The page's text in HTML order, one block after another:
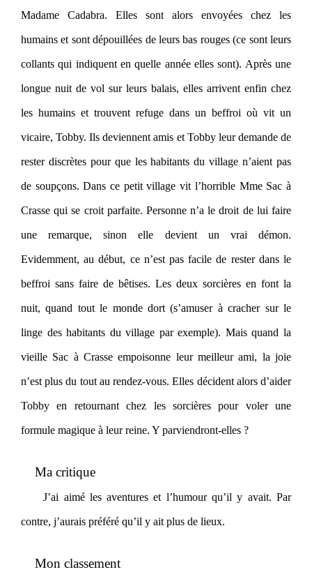
Madame Cadabra. Elles sont alors envoyées chez les
humains et sont dépouillées de leurs bas rouges (ce sont leurs
collants qui indiquent en quelle année elles sont). Après une
longue nuit de vol sur leurs balais, elles arrivent enfin chez
les humains et trouvent refuge dans un beffroi où vit un
vicaire, Tobby. Ils deviennent amis et Tobby leur demande de
rester discrètes pour que les habitants du village n’aient pas
de soupçons. Dans ce petit village vit l’horrible Mme Sac à
Crasse qui se croit parfaite. Personne n’a le droit de lui faire
une remarque, sinon elle devient un vrai démon.
Evidemment, au début, ce n’est pas facile de rester dans le
beffroi sans faire de bêtises. Les deux sorcières en font la
nuit, quand tout le monde dort (s’amuser à cracher sur le
linge des habitants du village par exemple). Mais quand la
vieille Sac à Crasse empoisonne leur meilleur ami, la joie
n’est plus du tout au rendez-vous. Elles décident alors d’aider
Tobby en retournant chez les sorcières pour voler une
formule magique à leur reine. Y parviendront-elles ?
Ma critique
J’ai aimé les aventures et l’humour qu’il y avait. Par
contre, j’aurais préféré qu’il y ait plus de lieux.
Mon classement